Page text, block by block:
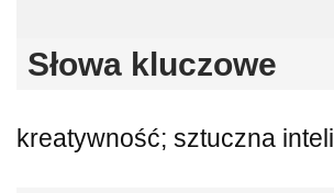
Słowa kluczowe
kreatywność; sztuczna